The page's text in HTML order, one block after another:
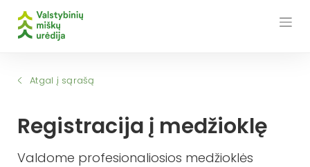
Atgal į sąrašą
Registracija į medžioklę
Valdome profesionaliosios medžioklės